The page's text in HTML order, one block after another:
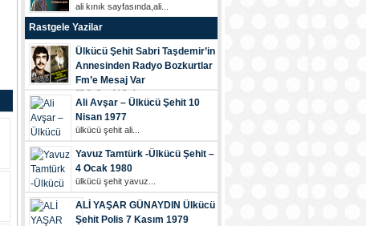
ali kınık sayfasında,ali...
Rastgele Yazilar
Ülkücü Şehit Sabri Taşdemir’in
Annesinden Radyo Bozkurtlar
Fm’e Mesaj Var
ülkücü şehi̇di̇mi̇z...
Ali Avşar – Ülkücü Şehit 10
Nisan 1977
ülkücü şehi̇t ali̇...
Yavuz Tamtürk -Ülkücü Şehit –
4 Ocak 1980
ülkücü şehi̇t yavuz...
ALİ YAŞAR GÜNAYDIN Ülkücü
Şehit Polis 7 Kasım 1979